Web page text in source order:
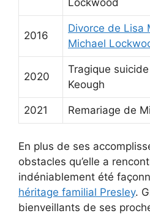
2016
Divorce de Lisa
Michael
2020
Tragique
Keough
2021 Remariage de
En plus de ses
obstacles qu’elle a
indéniablement été
héritage familial Presley.
bienveillants de ses